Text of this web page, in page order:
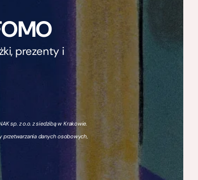
prezenty i
sp. z o.o. z siedzibą w Krakowie.
przetwarzania danych osobowych,